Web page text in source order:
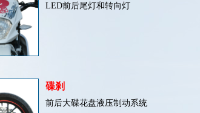
LED前后尾灯和转向灯
碟刹
前后大碟花盘液压制动系统